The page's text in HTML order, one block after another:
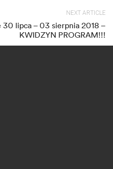
NEXT ARTICLE
30 lipca – 03 sierpnia 2018 –
KWIDZYN PROGRAM!!!